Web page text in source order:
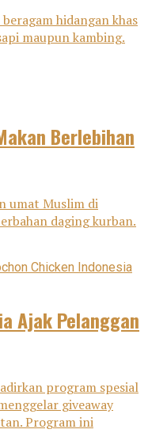
hidangan khas
maupun kambing.
Berlebihan
umat Muslim di
daging kurban.
Ajak Pelanggan
program spesial
giveaway
Program ini